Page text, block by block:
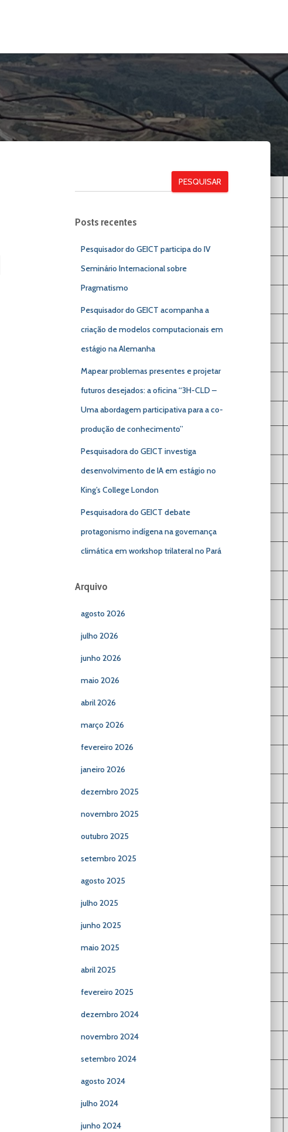
PESQUISAR
Posts recentes
Pesquisador do GEICT participa do IV
Seminário Internacional sobre
Pragmatismo
Pesquisador do GEICT acompanha a
criação de modelos computacionais em
estágio na Alemanha
Mapear problemas presentes e projetar
futuros desejados: a oficina “3H-CLD –
Uma abordagem participativa para a co-
produção de conhecimento”
Pesquisadora do GEICT investiga
desenvolvimento de IA em estágio no
King’s College London
Pesquisadora do GEICT debate
protagonismo indígena na governança
climática em workshop trilateral no Pará
Arquivo
agosto 2026
julho 2026
junho 2026
maio 2026
abril 2026
março 2026
fevereiro 2026
janeiro 2026
dezembro 2025
novembro 2025
outubro 2025
setembro 2025
agosto 2025
julho 2025
junho 2025
maio 2025
abril 2025
fevereiro 2025
dezembro 2024
novembro 2024
setembro 2024
agosto 2024
julho 2024
junho 2024